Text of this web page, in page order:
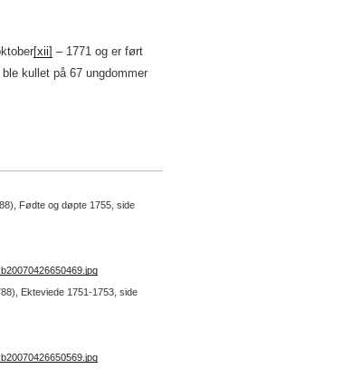
[xii] – 1771 og er ført
kullet på 67 ungdommer
Fødte og døpte 1755, side
Ekteviede 1751-1753, side